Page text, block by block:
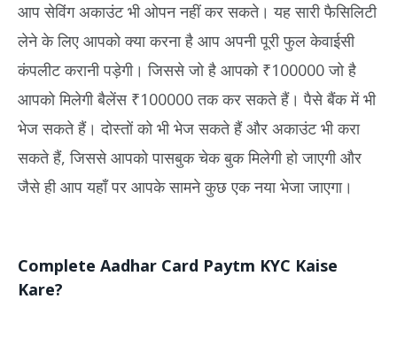
आप सेविंग अकाउंट भी ओपन नहीं कर सकते। यह सारी फैसिलिटी
लेने के लिए आपको क्या करना है आप अपनी पूरी फुल केवाईसी
कंपलीट करानी पड़ेगी। जिससे जो है आपको ₹100000 जो है
आपको मिलेगी बैलेंस ₹100000 तक कर सकते हैं। पैसे बैंक में भी
भेज सकते हैं। दोस्तों को भी भेज सकते हैं और अकाउंट भी करा
सकते हैं, जिससे आपको पासबुक चेक बुक मिलेगी हो जाएगी और
जैसे ही आप यहाँ पर आपके सामने कुछ एक नया भेजा जाएगा।
Complete Aadhar Card Paytm KYC Kaise
Kare?